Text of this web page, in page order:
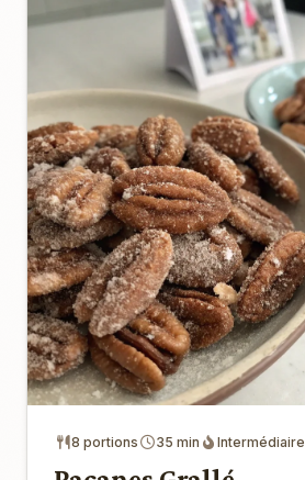
8 portions 35 min Intermédiaire